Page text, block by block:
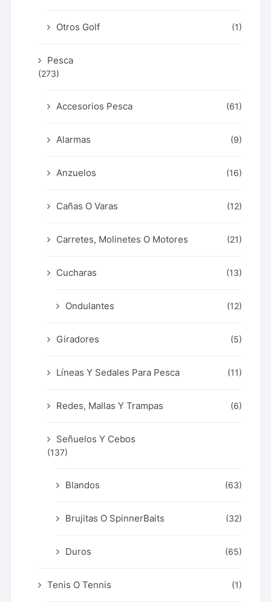
Otros Golf (1)
Pesca
(273)
Accesorios Pesca (61)
Alarmas (9)
Anzuelos (16)
Cañas O Varas (12)
Carretes, Molinetes O Motores (21)
Cucharas (13)
Ondulantes (12)
Giradores (5)
Líneas Y Sedales Para Pesca (11)
Redes, Mallas Y Trampas (6)
Señuelos Y Cebos
(137)
Blandos (63)
Brujitas O SpinnerBaits (32)
Duros (65)
Tenis O Tennis (1)